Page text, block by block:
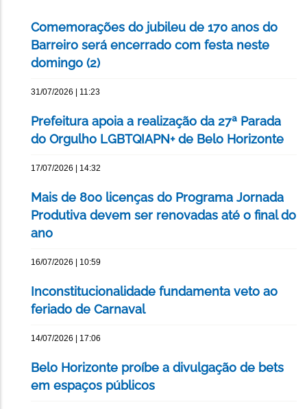
Comemorações do jubileu de 170 anos do
Barreiro será encerrado com festa neste
domingo (2)
31/07/2026 | 11:23
Prefeitura apoia a realização da 27ª Parada
do Orgulho LGBTQIAPN+ de Belo Horizonte
17/07/2026 | 14:32
Mais de 800 licenças do Programa Jornada
Produtiva devem ser renovadas até o final do
ano
16/07/2026 | 10:59
Inconstitucionalidade fundamenta veto ao
feriado de Carnaval
14/07/2026 | 17:06
Belo Horizonte proíbe a divulgação de bets
em espaços públicos